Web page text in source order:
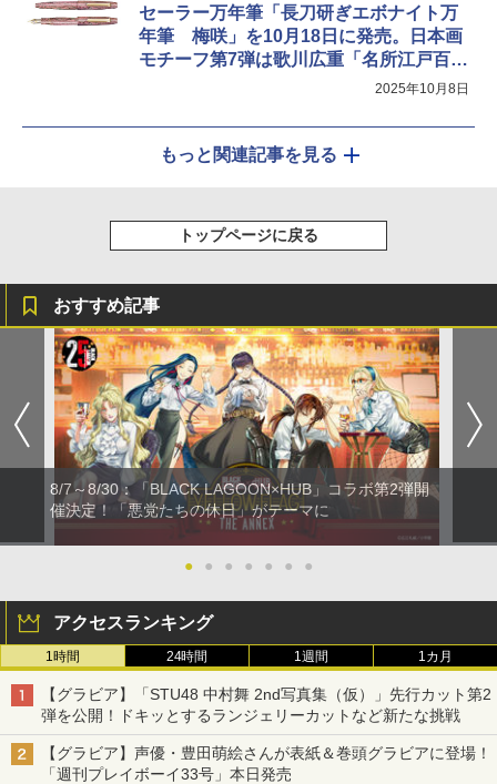
セーラー万年筆「長刀研ぎエボナイト万
年筆 梅咲」を10月18日に発売。日本画
モチーフ第7弾は歌川広重「名所江戸百景
2025年10月8日
もっと関連記事を見る
トップページに戻る
おすすめ記事
8/7～8/30：「BLACK LAGOON×HUB」コラボ第2弾開
催決定！「悪党たちの休日」がテーマに
● ● ● ● ● ● ●
アクセスランキング
1時間 24時間 1週間 1カ月
【グラビア】「STU48 中村舞 2nd写真集（仮）」先行カット第2
弾を公開！ドキッとするランジェリーカットなど新たな挑戦
【グラビア】声優・豊田萌絵さんが表紙＆巻頭グラビアに登場！
「週刊プレイボーイ33号」本日発売